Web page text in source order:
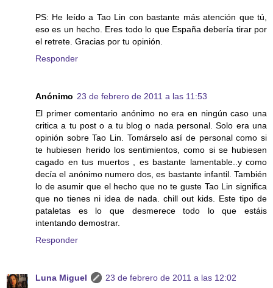
PS: He leído a Tao Lin con bastante más atención que tú,
eso es un hecho. Eres todo lo que España debería tirar por
el retrete. Gracias por tu opinión.
Responder
Anónimo 23 de febrero de 2011 a las 11:53
El primer comentario anónimo no era en ningún caso una
critica a tu post o a tu blog o nada personal. Solo era una
opinión sobre Tao Lin. Tomárselo así de personal como si
te hubiesen herido los sentimientos, como si se hubiesen
cagado en tus muertos , es bastante lamentable..y como
decía el anónimo numero dos, es bastante infantil. También
lo de asumir que el hecho que no te guste Tao Lin significa
que no tienes ni idea de nada. chill out kids. Este tipo de
pataletas es lo que desmerece todo lo que estáis
intentando demostrar.
Responder
Luna Miguel
23 de febrero de 2011 a las 12:02